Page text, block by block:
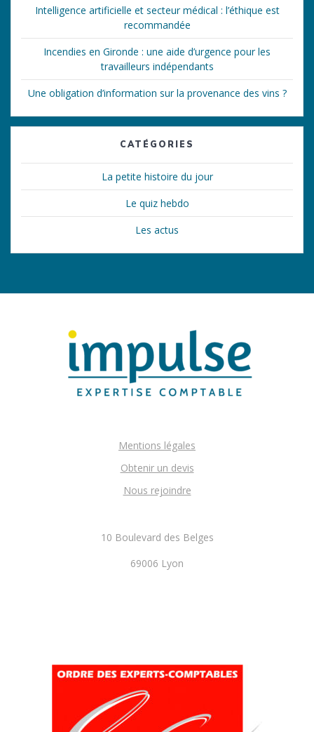
Intelligence artificielle et secteur médical : l’éthique est
recommandée
Incendies en Gironde : une aide d’urgence pour les
travailleurs indépendants
Une obligation d’information sur la provenance des vins ?
CATÉGORIES
La petite histoire du jour
Le quiz hebdo
Les actus
Mentions légales
Obtenir un devis
Nous rejoindre
10 Boulevard des Belges
69006 Lyon